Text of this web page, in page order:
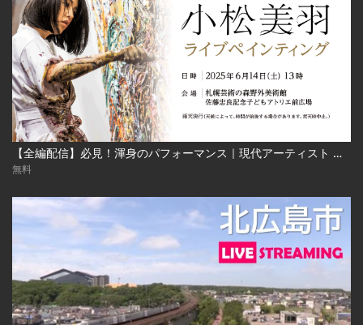
【全編配信】必見！渾身のパフォーマンス｜現代アーティスト 小松美羽 ライブペインティング｜札幌芸術の森開園40周年記念 2025年6月24日（土） Miwa Komatsu | Live Painting‐Sapporo Art Park
無料